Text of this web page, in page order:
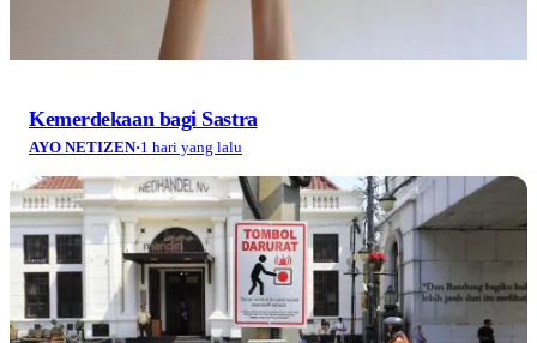
Kemerdekaan bagi Sastra
AYO NETIZEN·1 hari yang lalu